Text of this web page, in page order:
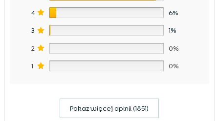
4 6%
3 1%
2 0%
1 0%
Pokaz więcej opinii (1851)